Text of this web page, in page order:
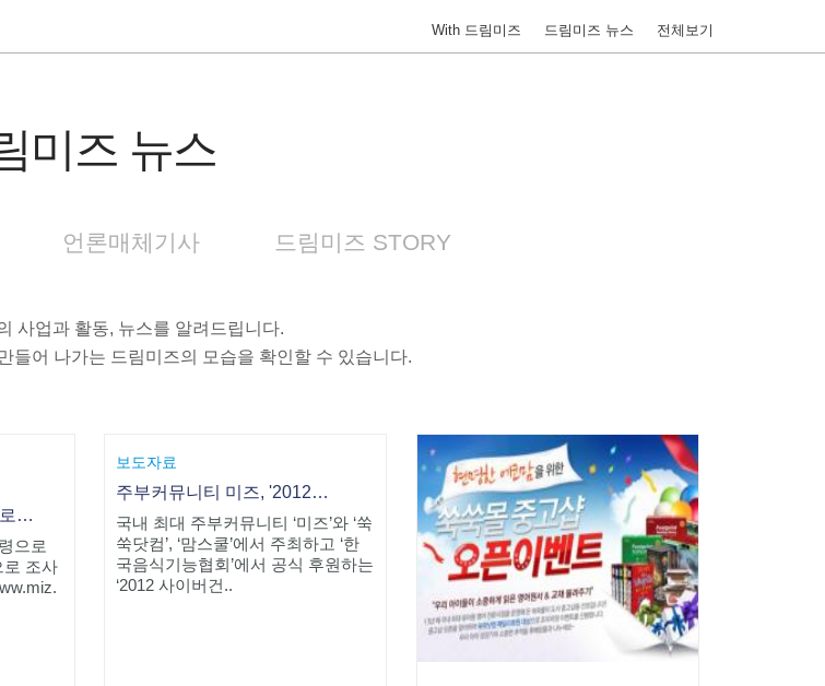
With 드림미즈 드림미즈 뉴스 전체보기
미즈 뉴스
언론매체기사 드림미즈 STORY
사업과 활동, 뉴스를 알려드립니다.
들어 나가는 드림미즈의 모습을 확인할 수 있습니다.
주부 45%, 18대 대통령으로 '경제대통령' 원해
으로
로 조사
보도자료
주부커뮤니티 미즈, '2012사이버건강박람회' 개최
국내 최대 주부커뮤니티 ‘미즈’와 ‘쑥
쑥닷컴’, ‘맘스쿨’에서 주최하고 ‘한
국음식기능협회’에서 공식 후원하는
‘2012 사이버건..